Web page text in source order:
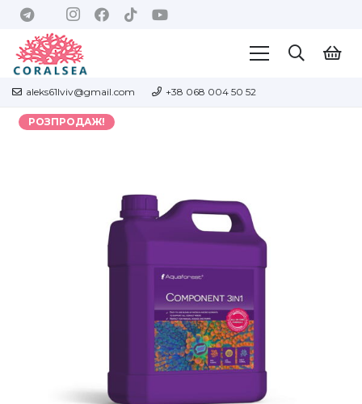
aleks61lviv@gmail.com +38 068 004 50 52
РОЗПРОДАЖ!